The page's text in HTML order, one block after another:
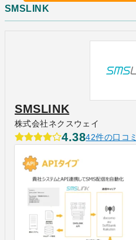
SMSLINK
SMSLINK
株式会社ネクスウェイ
4.3842件の口コミ